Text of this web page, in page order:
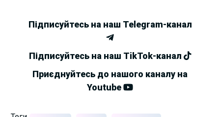
Підписуйтесь на наш Telegram-канал
Підписуйтесь на наш TikTok-канал
Приєднуйтесь до нашого каналу на
Youtube